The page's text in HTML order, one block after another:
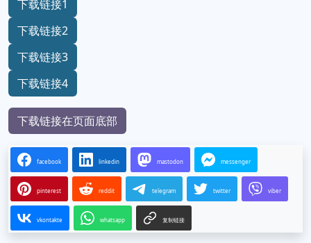
下载链接1
下载链接2
下载链接3
下载链接4
下载链接在页面底部
facebook linkedin mastodon messenger
pinterest reddit telegram twitter viber
vkontakte whatsapp 复制链接